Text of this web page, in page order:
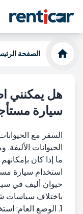
الصفحة
هل يمكنني
سيارة
السفر مع
الحيوانات
ما إذا كان
استخدام سيارة
حيوان أليف في
باختلاف سياسات
1. الوضع العام: استخدام صندوق النقل